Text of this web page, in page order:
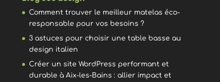
Comment trouver le meilleur matelas éco-
responsable pour vos besoins ?
3 astuces pour choisir une table basse au
design italien
Créer un site WordPress performant et
durable à Aix-les-Bains : allier impact et